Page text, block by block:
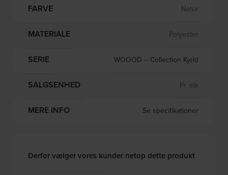
FARVE Natur
MATERIALE Polyester
SERIE WOOOD – Collection Kjeld
SALGSENHED Pr. stk
MERE INFO Se specifikationer
Derfor vælger vores kunder netop dette produkt